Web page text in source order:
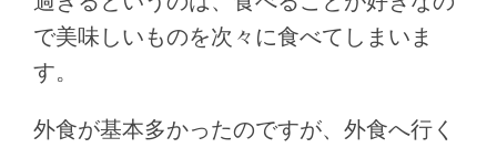
で美味しいものを次々に食べてしまいま
す。
外食が基本多かったのですが、外食へ行く